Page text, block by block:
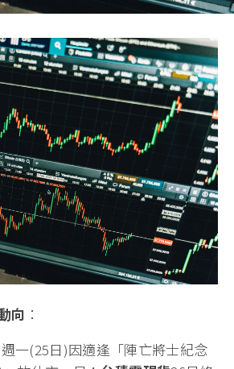
向 ：
一(25日)因適逢「陣亡將士紀念